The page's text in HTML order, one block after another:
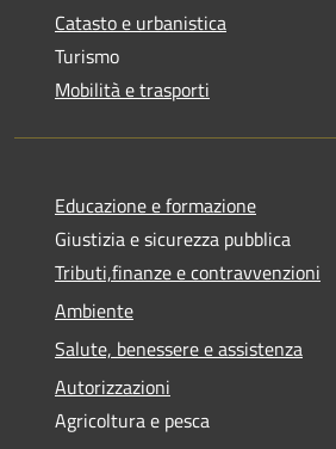
Catasto e urbanistica
Turismo
Mobilità e trasporti
Educazione e formazione
Giustizia e sicurezza pubblica
Tributi,finanze e contravvenzioni
Ambiente
Salute, benessere e assistenza
Autorizzazioni
Agricoltura e pesca